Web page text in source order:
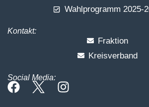
Wahlprogramm 2025-
Kontakt:
Fraktion
Kreisverband
Social Media: